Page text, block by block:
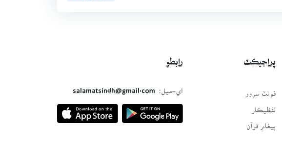
پراجيڪٽ
فونٽ سرور
لفظيڪار
پيغامِ قرآن
رابطو
اي-ميل:
salamatsindh@gmail.com